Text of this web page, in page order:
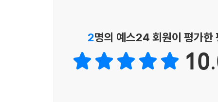
2명의 예스24 회원이 평가한